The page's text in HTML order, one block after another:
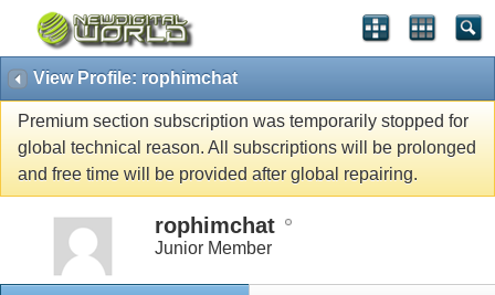
View Profile: rophimchat
Premium section subscription was temporarily stopped for
global technical reason. All subscriptions will be prolonged
and free time will be provided after global repairing.
rophimchat
Junior Member